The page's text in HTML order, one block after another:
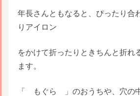
年長さんともなると、ぴったり合
りアイロン
をかけて折ったりときちんと折れ
ます。
「 もぐら 」のおうちや、穴の